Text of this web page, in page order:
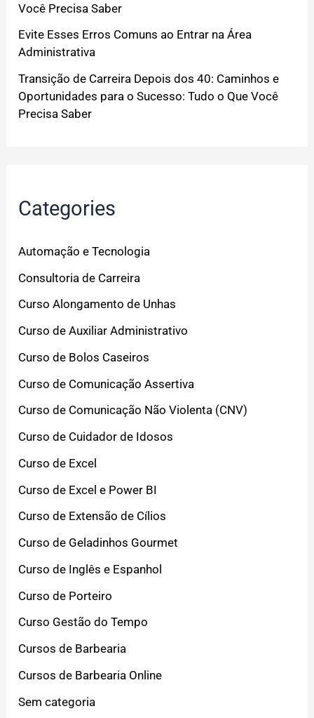
Você Precisa Saber
Evite Esses Erros Comuns ao Entrar na Área
Administrativa
Transição de Carreira Depois dos 40: Caminhos e
Oportunidades para o Sucesso: Tudo o Que Você
Precisa Saber
Categories
Automação e Tecnologia
Consultoria de Carreira
Curso Alongamento de Unhas
Curso de Auxiliar Administrativo
Curso de Bolos Caseiros
Curso de Comunicação Assertiva
Curso de Comunicação Não Violenta (CNV)
Curso de Cuidador de Idosos
Curso de Excel
Curso de Excel e Power BI
Curso de Extensão de Cílios
Curso de Geladinhos Gourmet
Curso de Inglês e Espanhol
Curso de Porteiro
Curso Gestão do Tempo
Cursos de Barbearia
Cursos de Barbearia Online
Sem categoria